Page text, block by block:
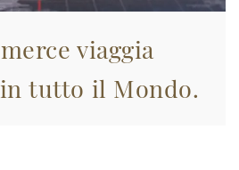
viaggia
tutto il Mondo.